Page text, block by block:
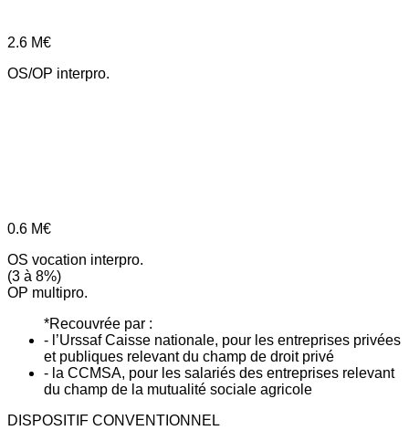
2.6 M€
OS/OP interpro.
0.6 M€
OS vocation interpro.
(3 à 8%)
OP multipro.
*Recouvrée par :
- l’Urssaf Caisse nationale, pour les entreprises privées
et publiques relevant du champ de droit privé
- la CCMSA, pour les salariés des entreprises relevant
du champ de la mutualité sociale agricole
DISPOSITIF CONVENTIONNEL